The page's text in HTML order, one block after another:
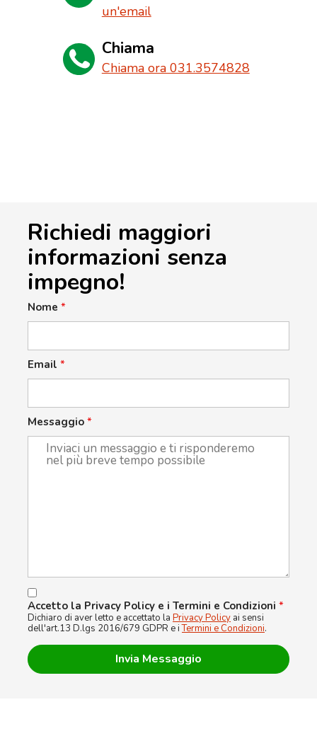
un'email
Chiama
Chiama ora 031.3574828
Richiedi maggiori
informazioni senza
impegno!
Nome *
Email *
Messaggio *
Accetto la Privacy Policy e i Termini e Condizioni *
Dichiaro di aver letto e accettato la Privacy Policy ai sensi
dell'art.13 D.lgs 2016/679 GDPR e iTermini e Condizioni.